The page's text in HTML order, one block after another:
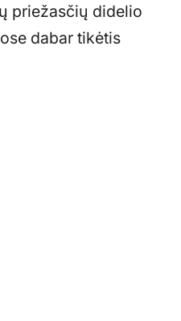
priežasčių didelio
dabar tikėtis